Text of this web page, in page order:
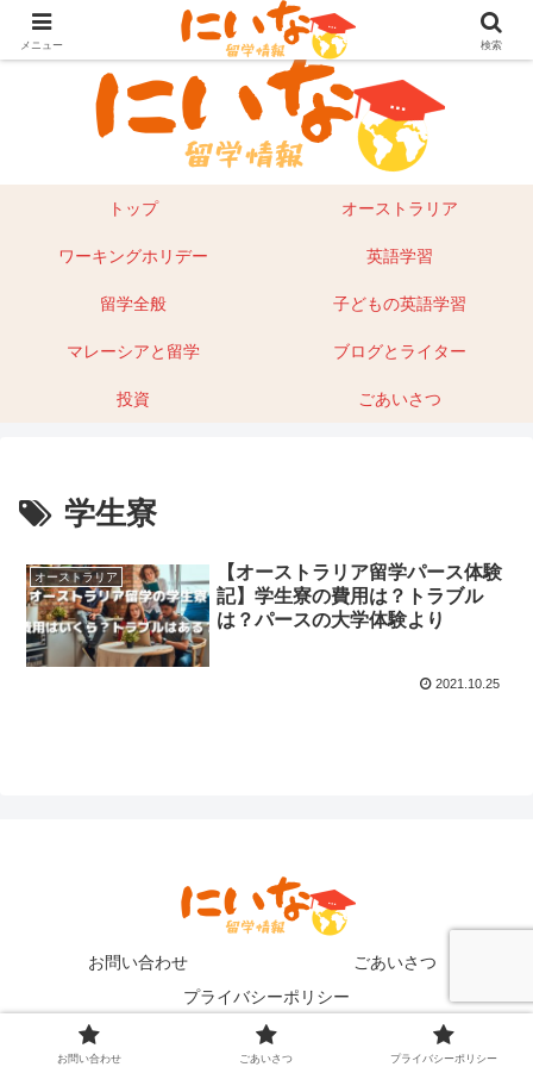
目指せ！英語留学｜オーストラリア留学やマレーシアもあり
トップ オーストラリア
ワーキングホリデー 英語学習
留学全般 子どもの英語学習
マレーシアと留学 ブログとライター
投資 ごあいさつ
学生寮
オーストラリア
【オーストラリア留学パース体験
記】学生寮の費用は？トラブル
は？パースの大学体験より
2021.10.25
お問い合わせ
ごあいさつ
プライバシーポリシー
Copyright © 2021 にいなの英語留学ブログ All Rights Reserved.
メニュー 検索
お問い合わせ ごあいさつ プライバシーポリシー